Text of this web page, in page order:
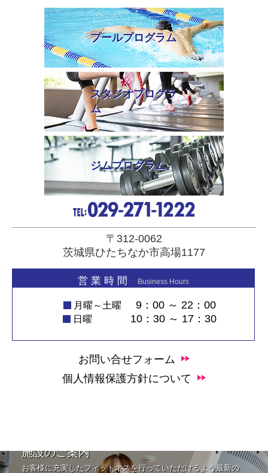
プールプログラム
スタジオプログラ
ム
ジムプログラム
〒312-0062
茨城県ひたちなか市高場1177
営 業 時 間 Business Hours
月曜～土曜 9：00 ～ 22：00
日曜 10：30 ～ 17：30
お問い合せフォーム
個人情報保護方針について
施設のご案内
お客様に充実したフィットネスを行っていただけるよう最新の